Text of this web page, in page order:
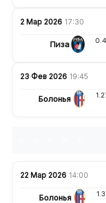
2 Мар 2026 17:30
Пиза
23 Фев 2026 19:45
Болонья
22 Мар 2026 14:00
Болонья